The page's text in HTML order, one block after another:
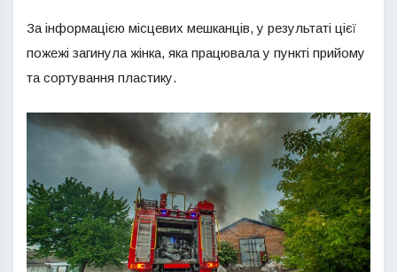
За інформацією місцевих мешканців, у результаті цієї
пожежі загинула жінка, яка працювала у пункті прийому
та сортування пластику.